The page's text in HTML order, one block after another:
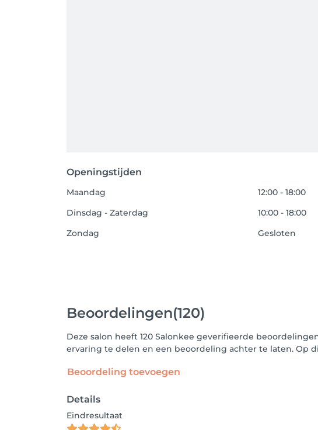
Openingstijden
Maandag
12:00 - 18:00
Dinsdag - Zaterdag
10:00 - 18:00
Zondag
Gesloten
Beoordelingen(120)
Deze salon heeft 120 Salonkee geverifieerde
ervaring te delen en een beoordeling achter te laten. Op
Beoordeling toevoegen
Details
Eindresultaat